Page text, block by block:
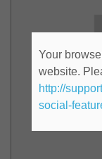
Your
website.
http://
social-